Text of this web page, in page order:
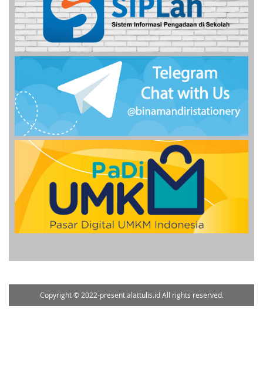
Copyright © 2022-present alattulis.id All rights reserved.